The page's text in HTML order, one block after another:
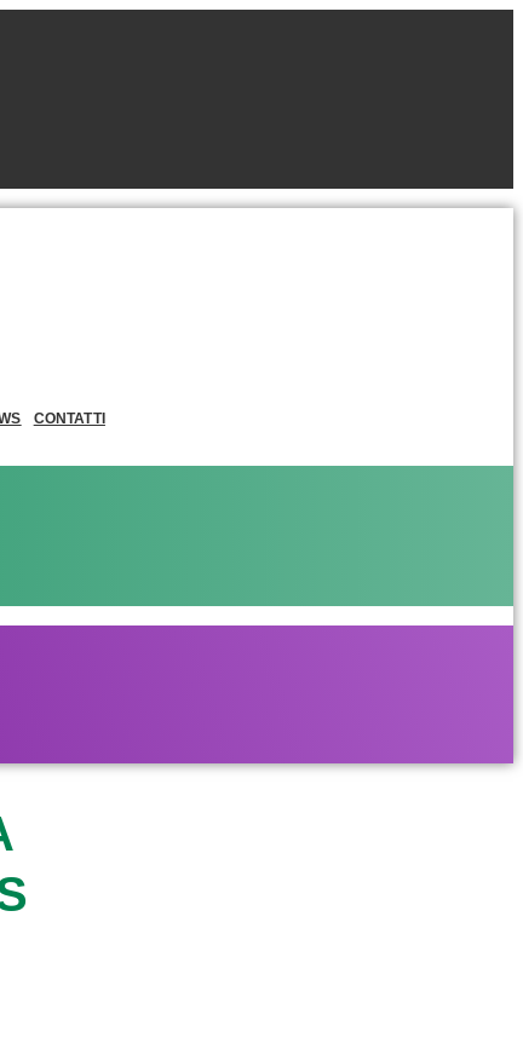
CONTATTI